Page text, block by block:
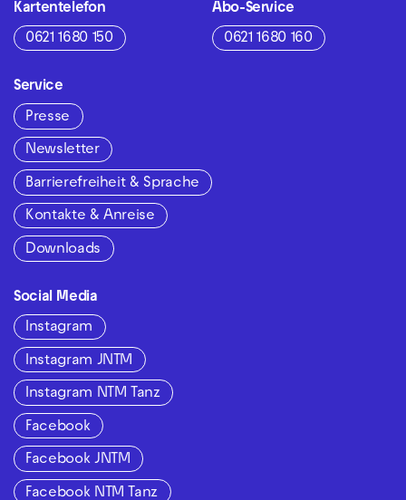
Kartentelefon
0621 1680 150
Abo-Service
0621 1680 160
Service
Presse
Newsletter
Barrierefreiheit & Sprache
Kontakte & Anreise
Downloads
Social Media
Instagram
Instagram JNTM
Instagram NTM Tanz
Facebook
Facebook JNTM
Facebook NTM Tanz